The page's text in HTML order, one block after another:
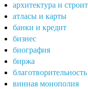
архитектура и
атласы и карты
банки и кредит
бизнес
биография
биржа
благотворительность
винная монополия